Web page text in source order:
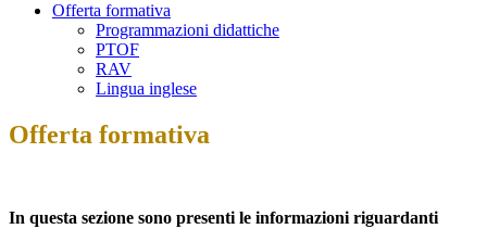
Offerta formativa
Programmazioni didattiche
PTOF
RAV
Lingua inglese
Offerta formativa
In questa sezione sono presenti le informazioni riguardanti